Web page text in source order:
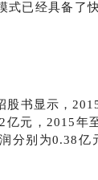
已经具备了
股书显示，
元，2015年
分别为0.38亿